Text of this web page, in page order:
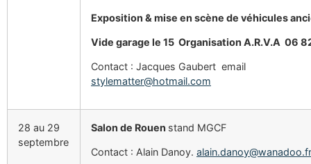
Exposition & mise en scène de véhicules
Vide garage le 15 Organisation A.R.V.A 06
Contact : Jacques Gaubert email
stylematter@hotmail.com
28 au 29
septembre
Salon de Rouen stand MGCF
Contact : Alain Danoy. alain.danoy@wanadoo.fr